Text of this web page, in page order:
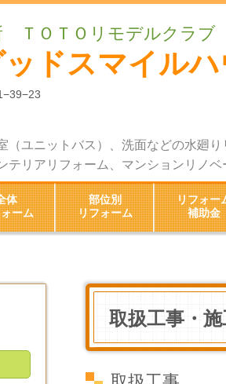
ＴＯＴＯリモデルクラ
ッドスマイルハ
（ユニットバス）、洗面などの水廻
テリアリフォーム、マンションリノベ
体
ーム
部位別
リフォーム
リフォー
補助金
取扱工事・